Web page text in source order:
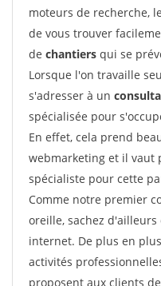
moteurs de recherche,
de vous trouver
de chantiers qui se
Lorsque l'on travaille
s'adresser à un
spécialisée pour
En effet, cela prend
webmarketing et il vaut
spécialiste pour cette
Comme notre premier
oreille, sachez
internet. De plus en
activités
proposent aux clients de